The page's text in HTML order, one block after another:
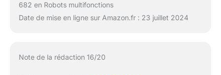
682 en Robots multifonctions
Date de mise en ligne sur Amazon.fr : 23 juillet 2024
Note de la rédaction 16/20